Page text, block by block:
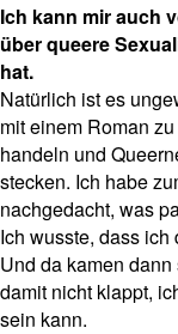
Ich kann mir auch
über queere
hat.
Natürlich ist es
mit einem Roman
handeln und
stecken. Ich habe
nachgedacht, was
Ich wusste, dass
Und da kamen
damit nicht klappt,
sein kann.